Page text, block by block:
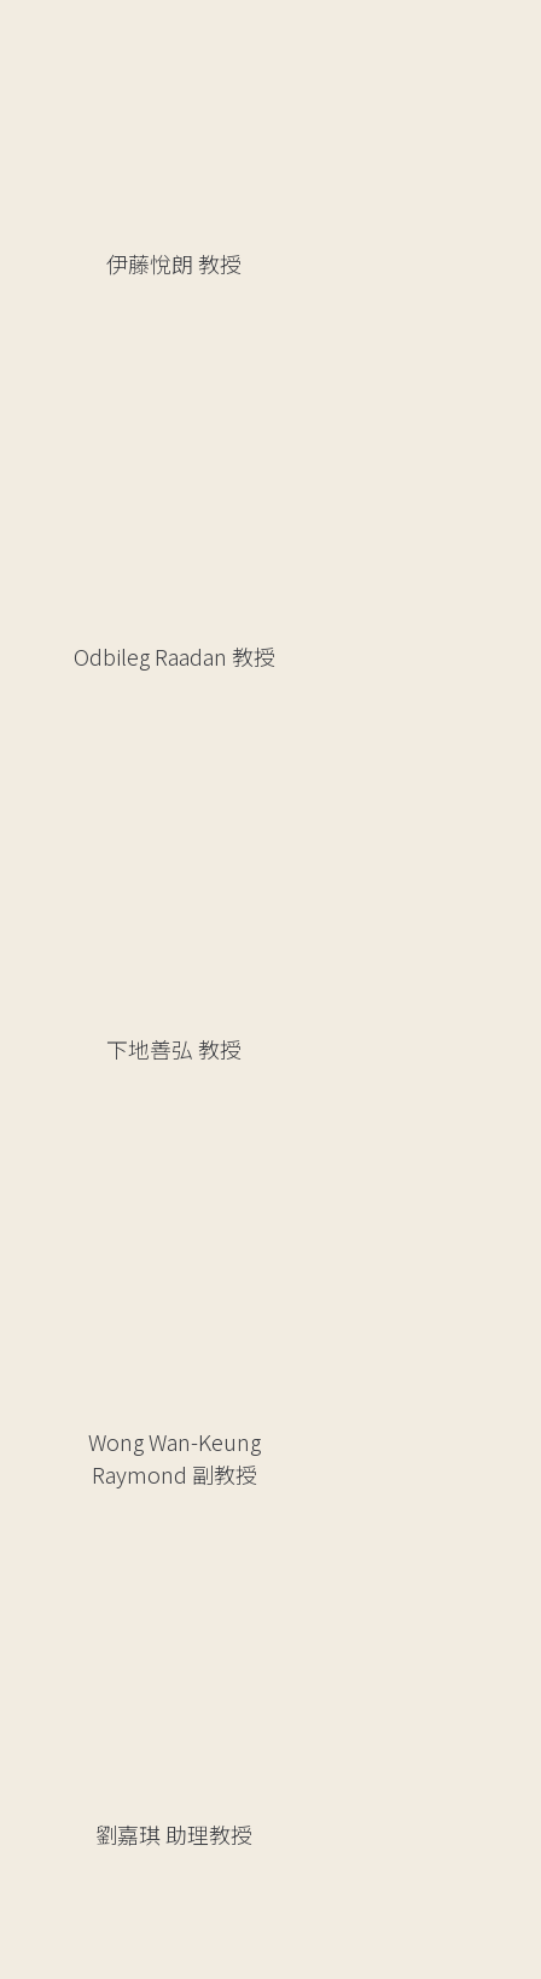
伊藤悅朗教授
Odbileg Raadan 教授
下地善弘教授
Wong Wan-Keung
Raymond 副教授
劉嘉琪助理教授